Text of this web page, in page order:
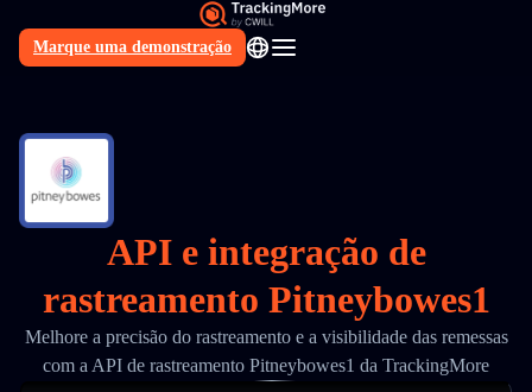
Marque uma demonstração
PT
API e integração de
rastreamento Pitneybowes1
Melhore a precisão do rastreamento e a visibilidade das remessas
com a API de rastreamento Pitneybowes1 da TrackingMore